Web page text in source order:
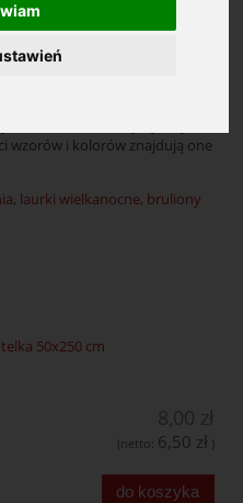
szeroko wykorzystywanymi
wzorów i kolorów znajdują one
, laurki wielkanocne, bruliony
50x250 cm
(netto: 6,50 zł )
do koszyka